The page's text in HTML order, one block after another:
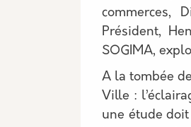
commerces,
Président,
SOGIMA,
A la tombée
Ville :
une étude